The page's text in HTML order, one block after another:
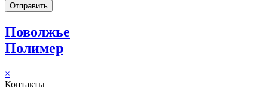
Отправить
Поволжье
Полимер
×
Контакты